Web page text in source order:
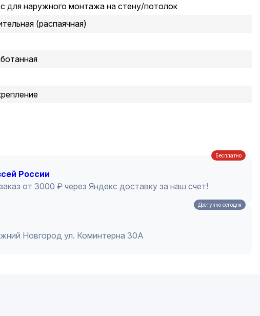
для наружного монтажа на стену/потолок
(распаячная)
Бесплатно
России
от 3000 ₽ через Яндекс доставку за наш счет!
Доступно сегодня
Новгород ул. Коминтерна 30А